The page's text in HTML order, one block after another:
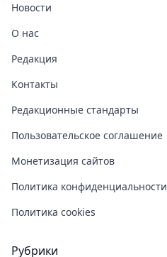
Новости
О нас
Редакция
Контакты
Редакционные стандарты
Пользовательское соглашение
Монетизация сайтов
Политика конфиденциальности
Политика cookies
Рубрики